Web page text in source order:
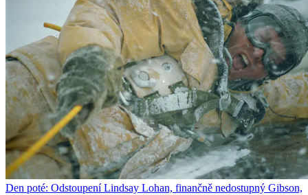
Den poté: Odstoupení Lindsay Lohan, finančně nedostupný Gibson,